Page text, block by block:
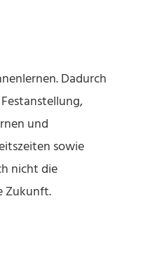
Dadurch
und
sowie
nicht die
Zukunft.